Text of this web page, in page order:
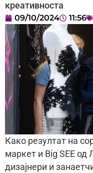
креативноста
09/10/2024 11:56
Како резултат на
маркет и Big SEE
дизајнери и